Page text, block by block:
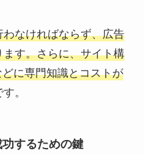
なければならず、広告
す。さらに、サイト構
に専門知識とコストが
。
するための鍵